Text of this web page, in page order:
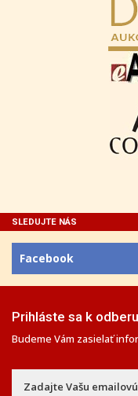
SLEDUJTE NÁS
Facebook
Prihláste sa k
Budeme Vám zasielať